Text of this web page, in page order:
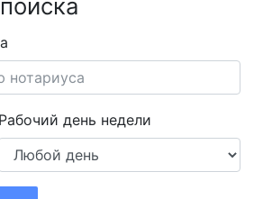
Рабочий день недели